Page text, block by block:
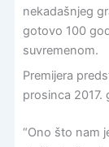
nekadašnjeg
gotovo 100
suvremenom.
Premijera
prosinca 2017.
“Ono što nam